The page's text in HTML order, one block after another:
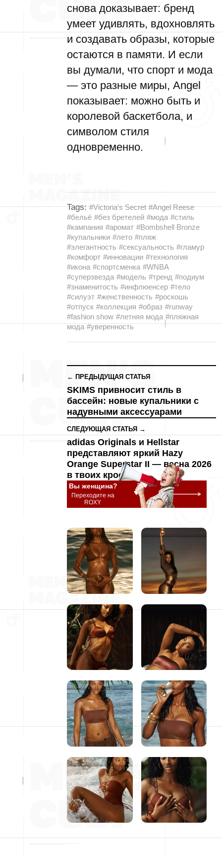
снова доказывает: бренд
умеет удивлять, вдохновлять
и создавать образы, которые
остаются в памяти. И если
вы думали, что спорт и мода
— это разные миры, Angel
показывает: можно быть и
королевой баскетбола, и
символом стиля
одновременно.
Tags: #Victoria’s Secret #Angel Reese
#бельё #без бретелей #мода #стиль
#кампания #аромат #Bombshell Bronze
#купальники #лето #пляж
#элегантность #сексуальность #гламур
#комфорт #инновации #технология
#икона #спортсменка #WNBA
#суперзвезда #модель #тренд #подиум
#знаменитость #инфлюенсер #тело
#силуэт #женственность #роскошь
#отпуск #коллекция #образ #runway
#fashion show #летняя мода #пляжная
мода #уверенность
← ПРЕДЫДУЩАЯ СТАТЬЯ
SKIMS привносит стиль в
бассейн: новые купальники с
надувными аксессуарами
СЛЕДУЮЩАЯ СТАТЬЯ →
adidas Originals и Hellstar
представляют яркий Hazy
Orange Superstar II — весна 2026
в твоих кроссах
Вы женщина?
Переходите на
ROXY